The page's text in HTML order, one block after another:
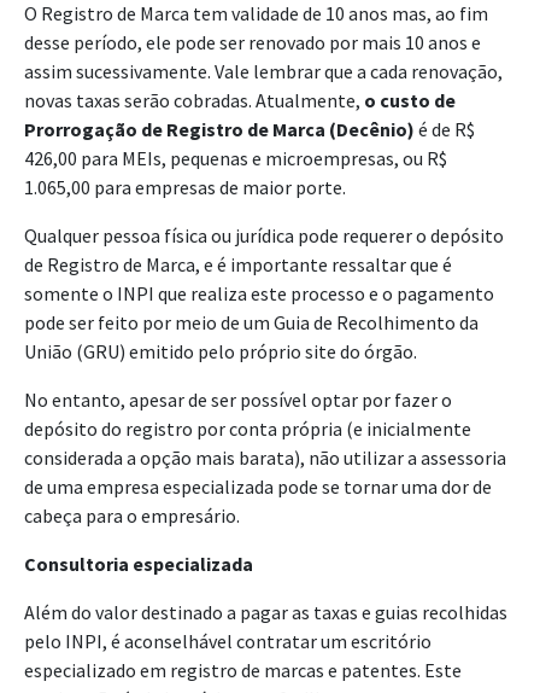
O Registro de Marca tem validade de 10 anos mas, ao fim
desse período, ele pode ser renovado por mais 10 anos e
assim sucessivamente. Vale lembrar que a cada renovação,
novas taxas serão cobradas. Atualmente, o custo de
Prorrogação de Registro de Marca (Decênio) é de R$
426,00 para MEIs, pequenas e microempresas, ou R$
1.065,00 para empresas de maior porte.
Qualquer pessoa física ou jurídica pode requerer o depósito
de Registro de Marca, e é importante ressaltar que é
somente o INPI que realiza este processo e o pagamento
pode ser feito por meio de um Guia de Recolhimento da
União (GRU) emitido pelo próprio site do órgão.
No entanto, apesar de ser possível optar por fazer o
depósito do registro por conta própria (e inicialmente
considerada a opção mais barata), não utilizar a assessoria
de uma empresa especializada pode se tornar uma dor de
cabeça para o empresário.
Consultoria especializada
Além do valor destinado a pagar as taxas e guias recolhidas
pelo INPI, é aconselhável contratar um escritório
especializado em registro de marcas e patentes. Este